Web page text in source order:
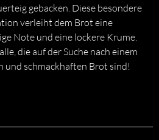
gebacken. Diese besondere
verleiht dem Brot eine
Note und eine lockere Krume.
die auf der Suche nach einem
und schmackhaften Brot sind!